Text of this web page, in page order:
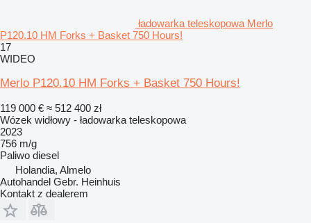
ładowarka teleskopowa Merlo
P120.10 HM Forks + Basket 750 Hours!
17
WIDEO
Merlo P120.10 HM Forks + Basket 750 Hours!
119 000 € ≈ 512 400 zł
Wózek widłowy - ładowarka teleskopowa
2023
756 m/g
Paliwo diesel
Holandia, Almelo
Autohandel Gebr. Heinhuis
Kontakt z dealerem